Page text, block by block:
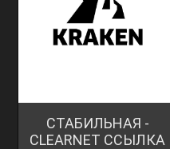
СТАБИЛЬНАЯ -
CLEARNET ССЫЛКА